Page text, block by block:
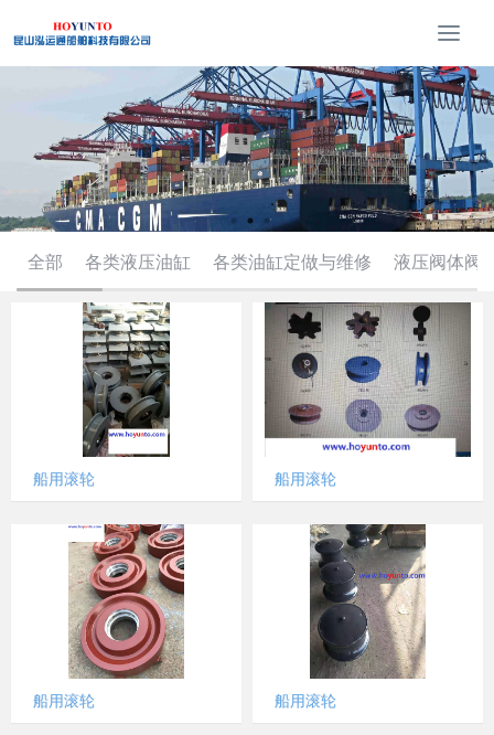
T
o
g
g
l
e
n
a
v
i
g
a
o
n
全部 各类液压油缸 各类油缸定做与维修 液压阀体阀
船用滚轮 船用滚轮
船用滚轮 船用滚轮